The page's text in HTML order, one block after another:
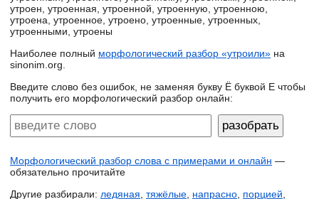
утроен, утроенная, утроенной, утроенную, утроенною,
утроена, утроенное, утроено, утроенные, утроенных,
утроенными, утроены
Наиболее полный морфологический разбор «утроили» на
sinonim.org.
Введите слово без ошибок, не заменяя букву Ё буквой Е чтобы
получить его морфологический разбор онлайн:
Морфологический разбор слова с примерами и онлайн —
обязательно прочитайте
Другие разбирали: ледяная тяжёлые напрасно порцией